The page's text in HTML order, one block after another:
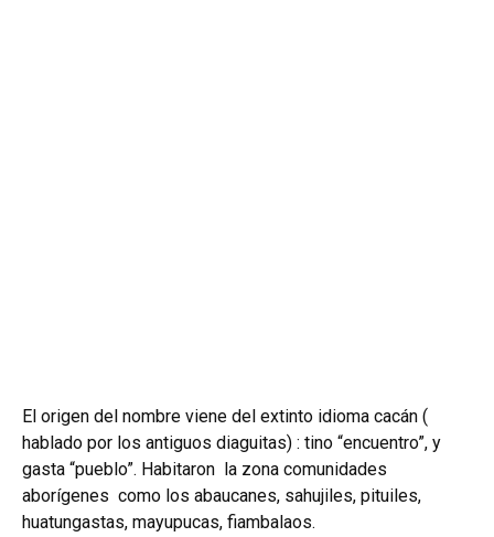
El origen del nombre viene del extinto idioma cacán (
hablado por los antiguos diaguitas) : tino “encuentro”, y
gasta “pueblo”. Habitaron la zona comunidades
aborígenes como los abaucanes, sahujiles, pituiles,
huatungastas, mayupucas, fiambalaos.